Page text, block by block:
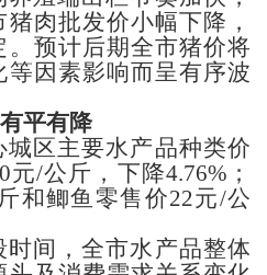
肉批发价小幅下降，
预计后期全市猪价将
因素影响而呈有序波
有平有降
城区主要水产品种类价
元/公斤， 下降4.76%；
和鲫鱼 零售价22元/公
时间，全市水产品整体